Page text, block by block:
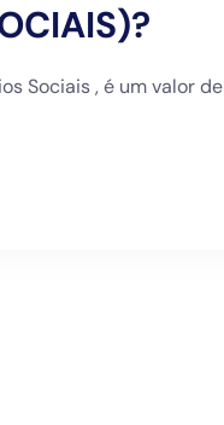
Sociais , é um valor de